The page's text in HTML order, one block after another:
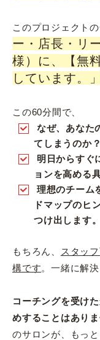
このプロジェクト
ー・店長・リ
様）に、【無
しています。」
この60分間で、
なぜ、あなた
てしまうのか？
明日からすぐ
ョンを高める
理想のチーム
ドマップのヒ
つけ出します。
もちろん、
スタッ
構です。一緒に解
コーチングを受け
めすることはあり
のサロンが、もっ